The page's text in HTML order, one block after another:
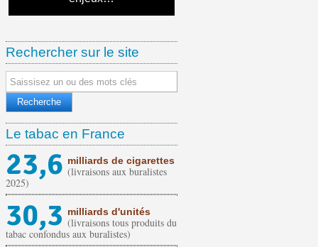
sur 5 ans
Rechercher sur le site
Le tabac en France
23,6 milliards de cigarettes
(livraisons aux buralistes
2025)
30,3 milliards d'unités
(livraisons tous produits du
tabac confondus aux buralistes)